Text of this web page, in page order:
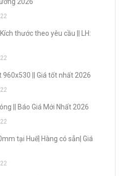
2026
thước theo yêu cầu || LH:
|| Giá tốt nhất 2026
|| Báo Giá Mới Nhất 2026
tại Huế| Hàng có sẵn| Giá